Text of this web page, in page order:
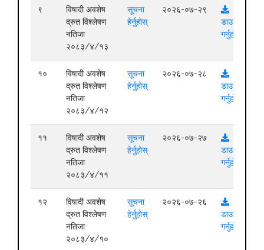
९
विषादी अवशेष
द्रुत विश्लेषण
नतिजा
२०८३/४/१३
सूचना
हेर्नुहोस्
२०२६-०७-२९
डाउनलोड
गर्नुहोस्
१०
विषादी अवशेष
द्रुत विश्लेषण
नतिजा
२०८३/४/१२
सूचना
हेर्नुहोस्
२०२६-०७-२८
डाउनलोड
गर्नुहोस्
११
विषादी अवशेष
द्रुत विश्लेषण
नतिजा
२०८३/४/११
सूचना
हेर्नुहोस्
२०२६-०७-२७
डाउनलोड
गर्नुहोस्
१२
विषादी अवशेष
द्रुत विश्लेषण
नतिजा
२०८३/४/१०
सूचना
हेर्नुहोस्
२०२६-०७-२६
डाउनलोड
गर्नुहोस्